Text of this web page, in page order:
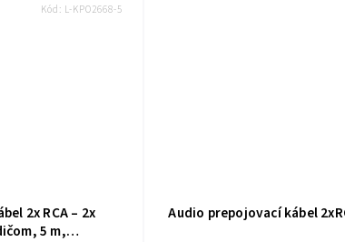
2x RCA – 2x
5 m,
Kód: L-KPO2668-5
Audio prepojovací kábel